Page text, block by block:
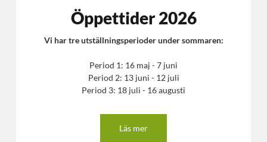
Öppettider 2026
Vi har tre utställningsperioder under sommaren:
Period 1: 16 maj - 7 juni
Period 2: 13 juni - 12 juli
Period 3: 18 juli - 16 augusti
Läs mer